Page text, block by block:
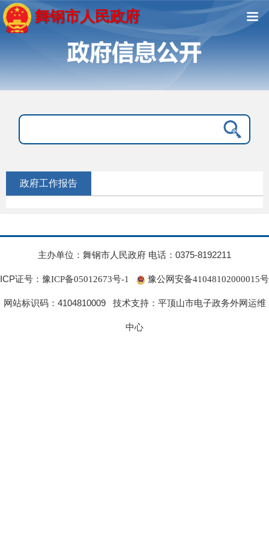
舞钢市人民政府
政府工作报告
主办单位：舞钢市人民政府 电话：0375-8192211
ICP证号： 豫ICP备05012673号-1 豫公网安备41048102000015号
网站标识码：4104810009 技术支持：平顶山市电子政务外网运维
中心